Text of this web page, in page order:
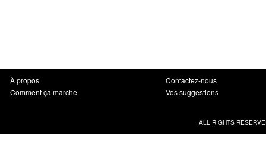
À propos
Comment ça marche
Contactez-nous
Vos suggestions
ALL RIGHTS